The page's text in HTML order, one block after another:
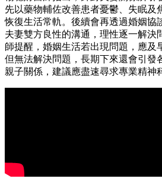
先以藥物輔佐改善患者憂鬱、失眠及
恢復生活常軌。後續會再透過婚姻協
夫妻雙方良性的溝通，理性逐一解決
師提醒，婚姻生活若出現問題，應及
但無法解決問題，長期下來還會引發
親子關係，建議應盡速尋求專業精神